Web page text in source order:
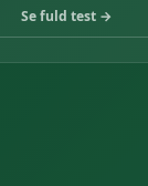
Se fuld test →